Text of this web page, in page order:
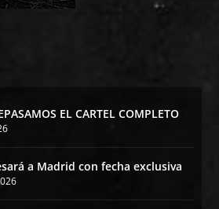
EL CARTEL COMPLETO
a Madrid con fecha exclusiva